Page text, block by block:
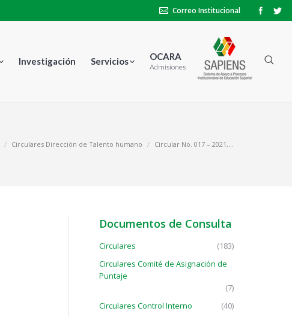
Correo Institucional
Investigación Servicios OCARA
Admisiones
Circulares Dirección de Talento humano Circular No. 017 – 2021,…
Documentos de Consulta
Circulares
(183)
Circulares Comité de Asignación de
Puntaje
(7)
Circulares Control Interno
(40)